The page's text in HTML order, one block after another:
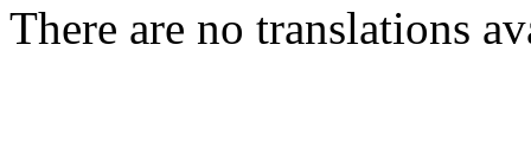
There are no translations